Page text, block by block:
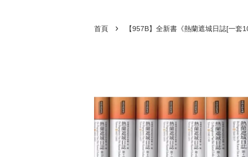
首頁 › 【957B】全新書《熱蘭遮城日誌[一